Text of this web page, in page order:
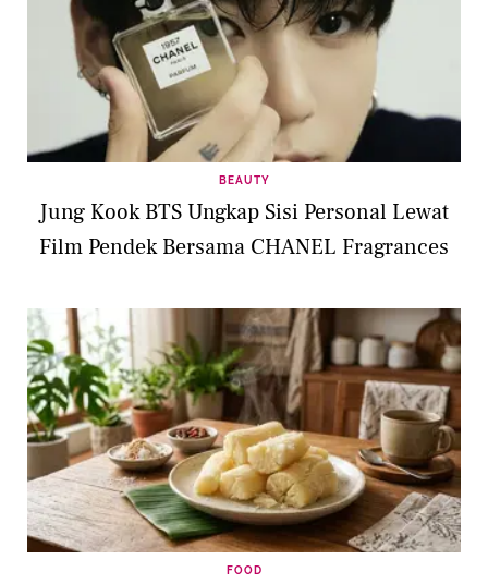
BEAUTY
Jung Kook BTS Ungkap Sisi Personal Lewat
Film Pendek Bersama CHANEL Fragrances
FOOD